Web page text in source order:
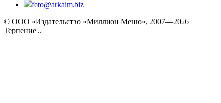
foto@arkaim.biz
© ООО «Издательство «Миллион Меню», 2007—2026
Терпение...